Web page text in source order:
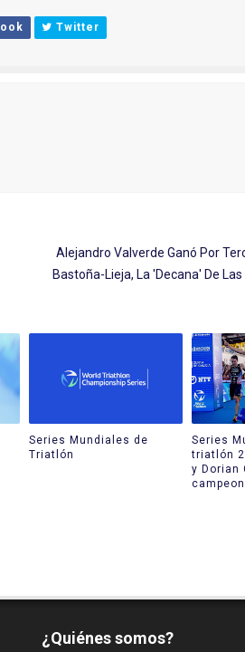
Twitter
Alejandro Valverde Ganó Por
Bastoña-Lieja, La 'Decana' De
Series Mundiales de
Triatlón
Series
triatlón
y Dorian
¿Quiénes somos?